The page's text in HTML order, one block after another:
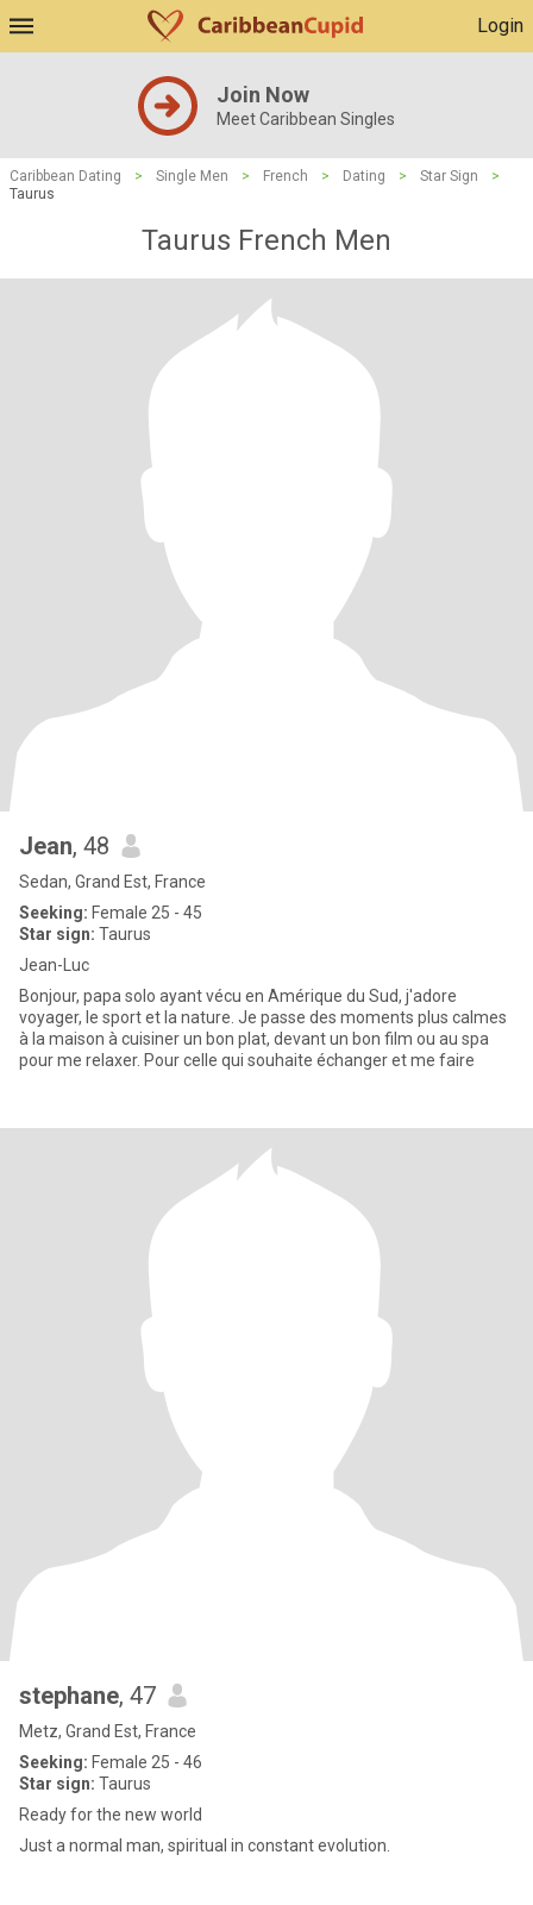
Login
Join Now
Meet Caribbean Singles
Caribbean Dating > Single Men > French > Dating > Star Sign
>
Taurus
Taurus French Men
Jean, 48
Sedan, Grand Est, France
Seeking: Female 25 - 45
Star sign: Taurus
Jean-Luc
Bonjour, papa solo ayant vécu en Amérique du Sud, j'adore
voyager, le sport et la nature. Je passe des moments plus calmes
à la maison à cuisiner un bon plat, devant un bon film ou au spa
pour me relaxer. Pour celle qui souhaite échanger et me faire
stephane, 47
Metz, Grand Est, France
Seeking: Female 25 - 46
Star sign: Taurus
Ready for the new world
Just a normal man, spiritual in constant evolution.